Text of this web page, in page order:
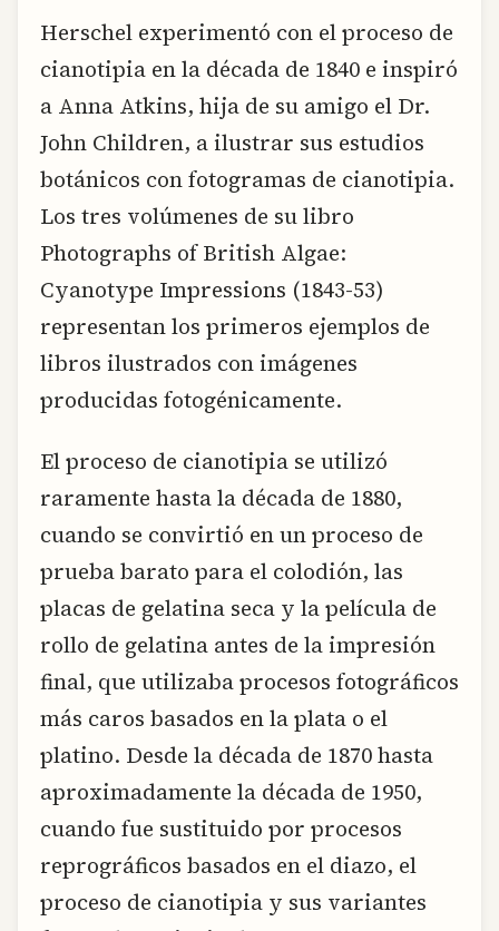
Herschel experimentó con el proceso de
cianotipia en la década de 1840 e inspiró
a Anna Atkins, hija de su amigo el Dr.
John Children, a ilustrar sus estudios
botánicos con fotogramas de cianotipia.
Los tres volúmenes de su libro
Photographs of British Algae:
Cyanotype Impressions (1843-53)
representan los primeros ejemplos de
libros ilustrados con imágenes
producidas fotogénicamente.
El proceso de cianotipia se utilizó
raramente hasta la década de 1880,
cuando se convirtió en un proceso de
prueba barato para el colodión, las
placas de gelatina seca y la película de
rollo de gelatina antes de la impresión
final, que utilizaba procesos fotográficos
más caros basados en la plata o el
platino. Desde la década de 1870 hasta
aproximadamente la década de 1950,
cuando fue sustituido por procesos
reprográficos basados en el diazo, el
proceso de cianotipia y sus variantes